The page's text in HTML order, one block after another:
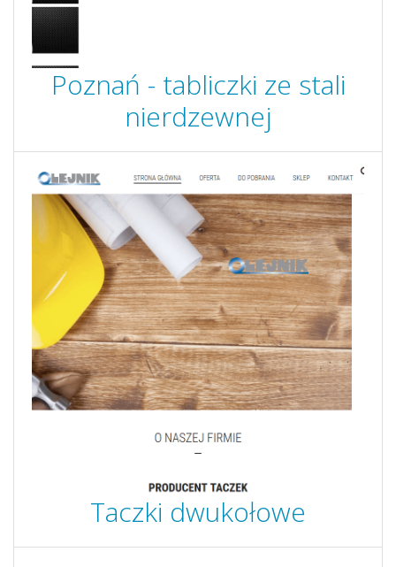
Poznań - tabliczki ze stali
nierdzewnej
Taczki dwukołowe